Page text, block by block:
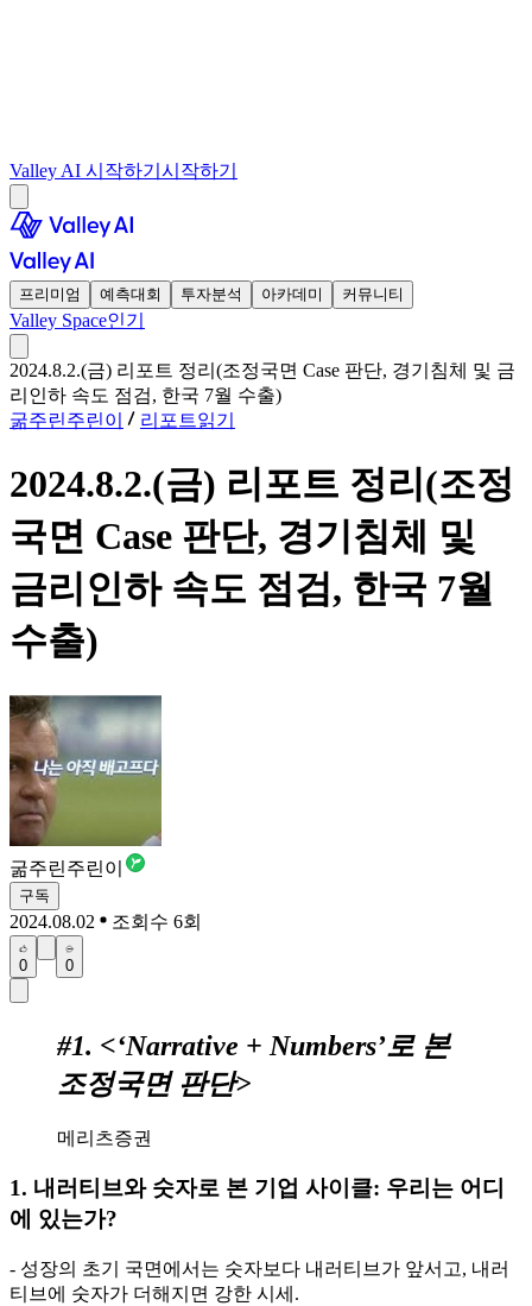
Valley AI 시작하기 시작하기
프리미엄 예측대회 투자분석 아카데미 커뮤니티
Valley Space인기
2024.8.2.(금) 리포트 정리(조정국면 Case 판단, 경기침체 및 금
리인하 속도 점검, 한국 7월 수출)
굶주린주린이
리포트읽기
2024.8.2.(금) 리포트 정리(조정
국면 Case 판단, 경기침체 및
금리인하 속도 점검, 한국 7월
수출)
굶주린주린이
구독
2024.08.02 조회수 6회
0 0
#1. <‘Narrative + Numbers’로 본
조정국면 판단>
메리츠증권
1. 내러티브와 숫자로 본 기업 사이클: 우리는 어디
에 있는가?
- 성장의 초기 국면에서는 숫자보다 내러티브가 앞서고, 내러
티브에 숫자가 더해지면 강한 시세.